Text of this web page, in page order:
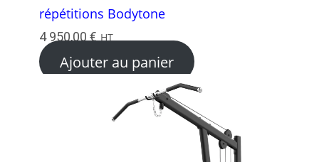
répétitions Bodytone
4 950,00 € HT
Ajouter au panier